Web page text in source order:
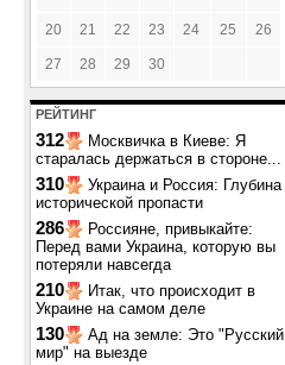
20 21 22 23 24 25 26
27 28 29 30
РЕЙТИНГ
312
Москвичка в Киеве: Я
старалась держаться в стороне...
310
Украина и Россия: Глубина
исторической пропасти
286
Россияне, привыкайте:
Перед вами Украина, которую вы
потеряли навсегда
210
Итак, что происходит в
Украине на самом деле
130
Ад на земле: Это "Русский
мир" на выезде